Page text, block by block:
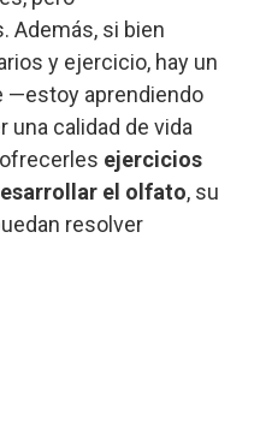
Además, si bien
y ejercicio, hay un
—estoy aprendiendo
una calidad de vida
ejercicios
el olfato, su
resolver